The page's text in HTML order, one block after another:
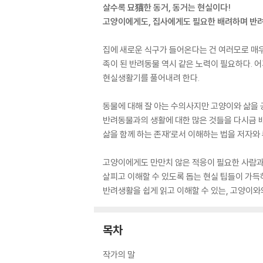
살수록 묘猫한 동거, 동거는 현실이다!
고양이에게도, 집사에게도 필요한 배려하며 반
집에 새로운 식구가 들어온다는 건 여러모로
족이 된 반려동물 역시 같은 노력이 필요하다.
현실생활기를 풀어내려 한다.
동물에 대해 잘 아는 수의사지만 고양이와 삶
반려동물과의 생활에 대한 많은 것들을 다시금
삶을 함께 하는 존재’로서 이해하는 법을 저자
고양이에게도 만만치 않은 적응이 필요한 사람
살피고 이해할 수 있도록 돕는 현실 팁들이 가
반려생활을 쉽게 읽고 이해할 수 있는, 고양이
목차
작가의 말